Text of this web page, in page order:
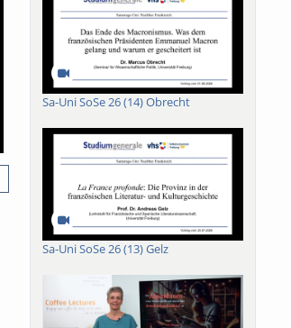
Sa-Uni SoSe 26 (14) Obrecht
Sa-Uni SoSe 26 (13) Gelz